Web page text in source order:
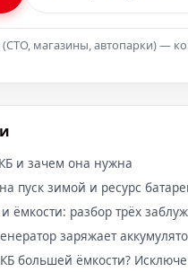
магазины, автопарки) —
и зачем она нужна
пуск зимой и ресурс
ёмкости: разбор трёх
заряжает
большей ёмкости?